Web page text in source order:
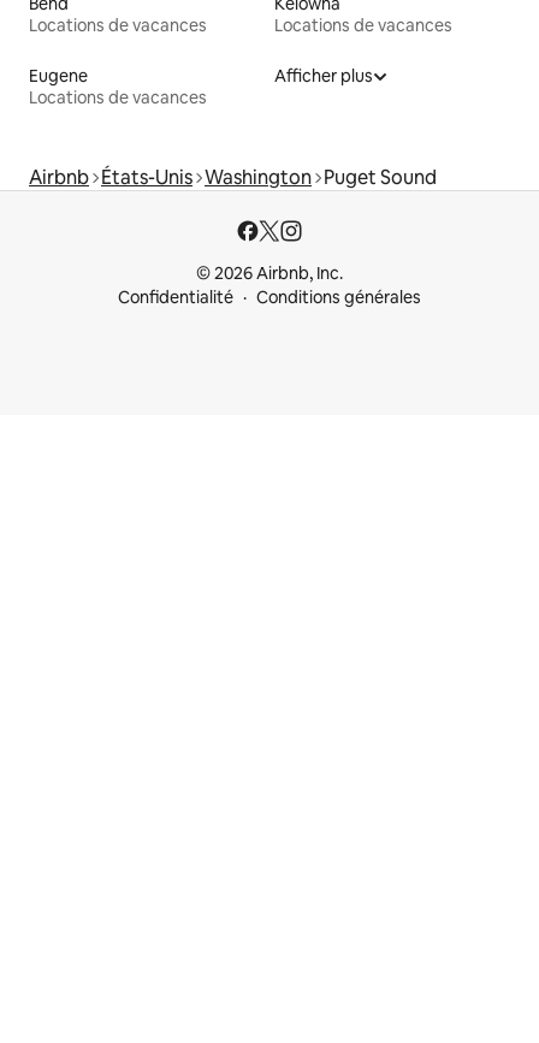
Locations de vacances
Locations de vacances
Eugene
Locations de vacances
Afficher plus
Airbnb États-Unis Washington Puget Sound
© 2026 Airbnb, Inc.
Confidentialité
Conditions générales